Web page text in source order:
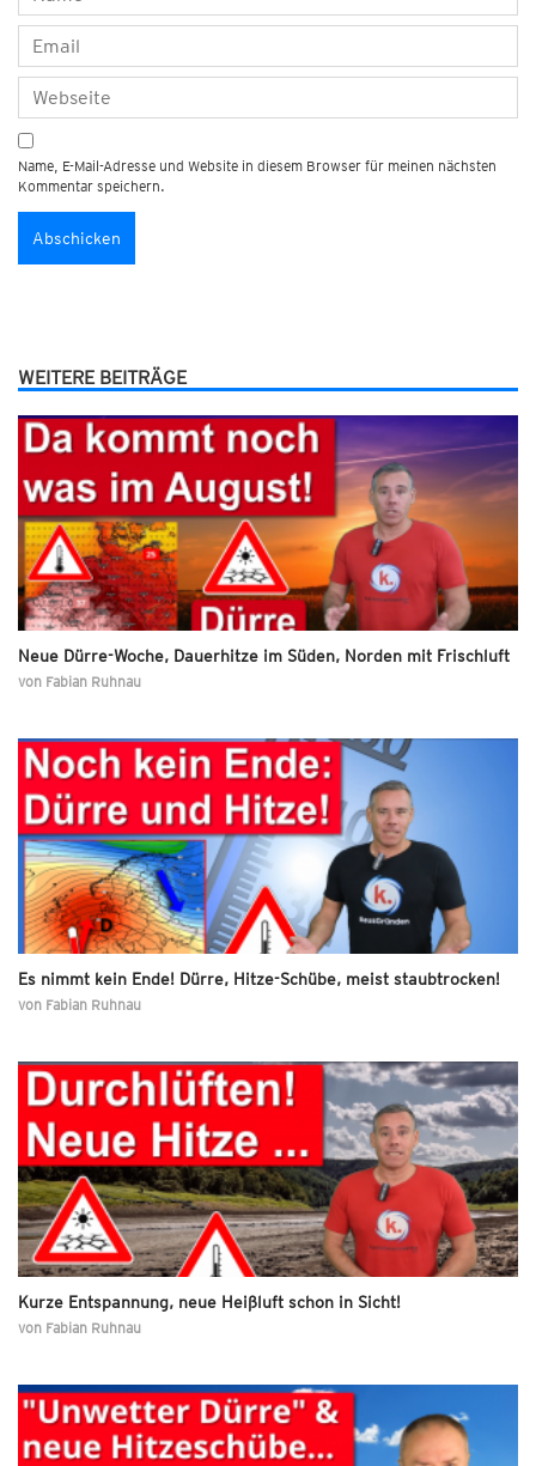
Name, E-Mail-Adresse und Website in diesem Browser für meinen nächsten
Kommentar speichern.
WEITERE BEITRÄGE
Neue Dürre-Woche, Dauerhitze im Süden, Norden mit Frischluft
von Fabian Ruhnau
Es nimmt kein Ende! Dürre, Hitze-Schübe, meist staubtrocken!
von Fabian Ruhnau
Kurze Entspannung, neue Heißluft schon in Sicht!
von Fabian Ruhnau